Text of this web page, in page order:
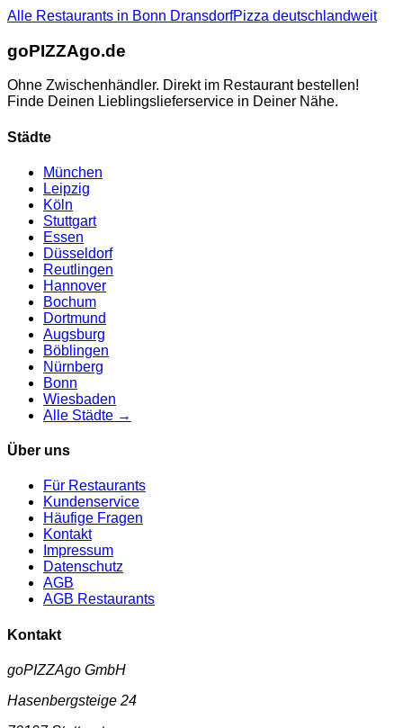
Alle Restaurants in Bonn DransdorfPizza deutschlandweit
goPIZZAgo.de
Ohne Zwischenhändler. Direkt im Restaurant bestellen!
Finde Deinen Lieblingslieferservice in Deiner Nähe.
Städte
München
Leipzig
Köln
Stuttgart
Essen
Düsseldorf
Reutlingen
Hannover
Bochum
Dortmund
Augsburg
Böblingen
Nürnberg
Bonn
Wiesbaden
Alle Städte →
Über uns
Für Restaurants
Kundenservice
Häufige Fragen
Kontakt
Impressum
Datenschutz
AGB
AGB Restaurants
Kontakt
goPIZZAgo GmbH
Hasenbergsteige 24